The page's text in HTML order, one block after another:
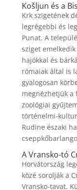
Košljun és a
Krk szigetének
legrégebbi és
Punat. A
sziget
hajókkal és
rómaiak által is
gyalogosan
megnézhetjük a
zoológiai
történelmi-
Rudine északi
A Vransko-tó
Horvátország
közé sorolják a
Vransko-tavat.